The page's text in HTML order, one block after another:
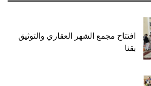
افتتاح مجمع الشهر العقاري والتوثيق
بقنا